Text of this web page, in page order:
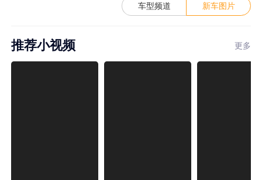
车型频道 新车图片
推荐小视频 更多